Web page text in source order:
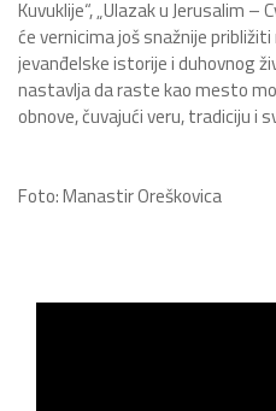
Kuvuklije“, „Ulazak u Jerusalim –
će vernicima još snažnije
jevanđelske istorije i duhovnog
nastavlja da raste kao mesto
obnove, čuvajući veru, tradiciju i
Foto: Manastir Oreškovica